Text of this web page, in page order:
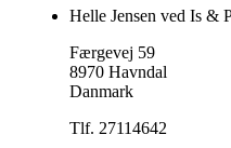
Helle Jensen ved Is &
Færgevej 59
8970 Havndal
Danmark
Tlf. 27114642